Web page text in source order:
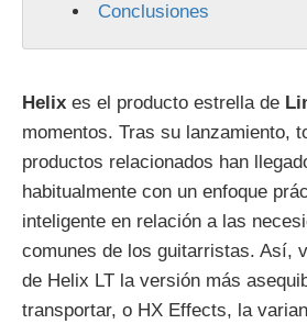
Conclusiones
Helix es el producto estrella de
momentos. Tras su lanzamiento,
productos relacionados han
habitualmente con un enfoque
inteligente en relación a las
comunes de los guitarristas. Así,
de Helix LT la versión más
transportar, o HX Effects, la